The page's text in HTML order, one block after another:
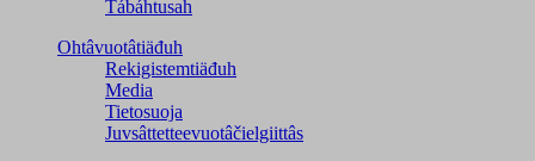
Tábáhtusah
Ohtâvuotâtiäđuh
Rekigistemtiäđuh
Media
Tietosuoja
Juvsâttetteevuotâčielgiittâs